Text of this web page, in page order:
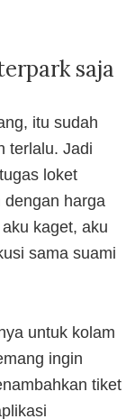
saja
itu sudah
terlalu. Jadi
loket
dengan harga
kaget, aku
sama suami
untuk kolam
ingin
tiket